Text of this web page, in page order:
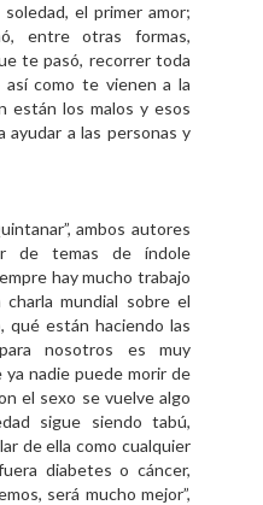
el primer amor;
entre otras formas,
te pasó, recorrer toda
como te vienen a la
están los malos y esos
ayudar a las personas y
ambos autores
de temas de índole
hay mucho trabajo
mundial sobre el
qué están haciendo las
nosotros es muy
nadie puede morir de
el sexo se vuelve algo
sigue siendo tabú,
de ella como cualquier
diabetes o cáncer,
será mucho mejor”,